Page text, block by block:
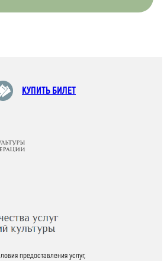
КУПИТЬ БИЛЕТ
предоставления услуг,